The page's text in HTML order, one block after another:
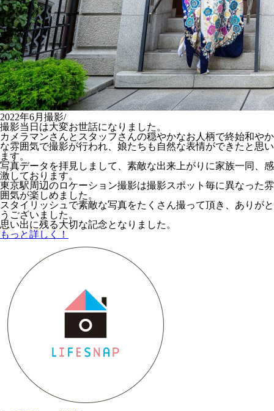
2022年6月撮影/
撮影当日は大変お世話になりました。
カメラマンさんとスタッフさんの穏やかなお人柄で終始和やか
な雰囲気で撮影が行われ、娘たちも自然な表情ができたと思い
ます。
写真データを拝見しまして、素敵な出来上がりに家族一同、感
激しております。
東京駅周辺のロケーション撮影は撮影スポット毎に異なった雰
囲気が楽しめました。
スタイリッシュで素敵な写真をたくさん撮って頂き、ありがと
うございました。
思い出に残る大切な記念となりました。
もっと詳しく！